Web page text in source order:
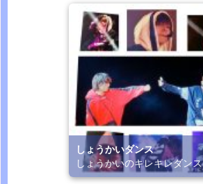
しょうかいダンス
しょうかいのキレキレダンス